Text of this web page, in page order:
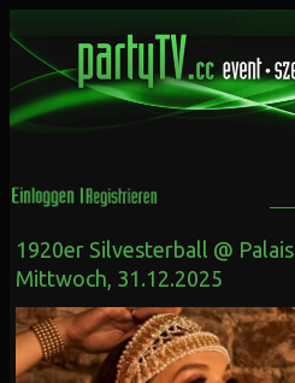
1920er Silvesterball @
Mittwoch, 31.12.2025